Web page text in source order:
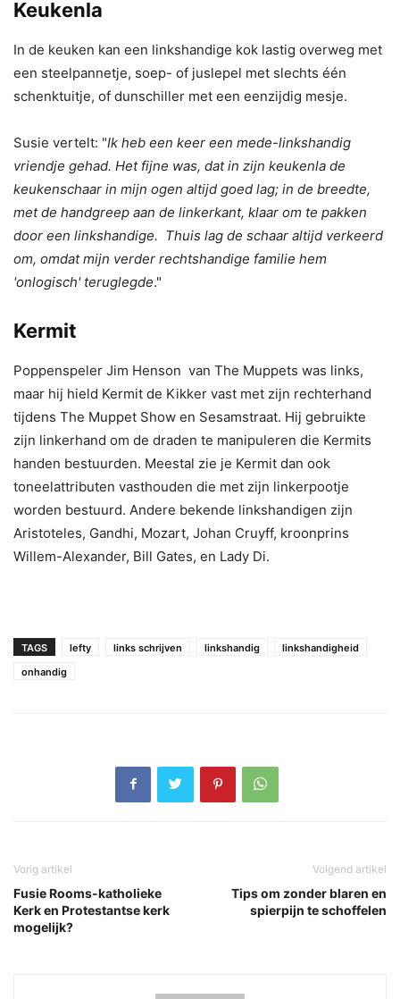
Keukenla
In de keuken kan een linkshandige kok lastig overweg met
een steelpannetje, soep- of juslepel met slechts één
schenktuitje, of dunschiller met een eenzijdig mesje.
Susie vertelt: "Ik heb een keer een mede-linkshandig
vriendje gehad. Het fijne was, dat in zijn keukenla de
keukenschaar in mijn ogen altijd goed lag; in de breedte,
met de handgreep aan de linkerkant, klaar om te pakken
door een linkshandige. Thuis lag de schaar altijd verkeerd
om, omdat mijn verder rechtshandige familie hem
'onlogisch' teruglegde."
Kermit
Poppenspeler Jim Henson van The Muppets was links,
maar hij hield Kermit de Kikker vast met zijn rechterhand
tijdens The Muppet Show en Sesamstraat. Hij gebruikte
zijn linkerhand om de draden te manipuleren die Kermits
handen bestuurden. Meestal zie je Kermit dan ook
toneelattributen vasthouden die met zijn linkerpootje
worden bestuurd. Andere bekende linkshandigen zijn
Aristoteles, Gandhi, Mozart, Johan Cruyff, kroonprins
Willem-Alexander, Bill Gates, en Lady Di.
TAGS lefty links schrijven linkshandig
linkshandigheid
onhandig
Vorig artikel
Fusie Rooms-katholieke
Kerk en Protestantse kerk
mogelijk?
Volgend artikel
Tips om zonder blaren en
spierpijn te schoffelen